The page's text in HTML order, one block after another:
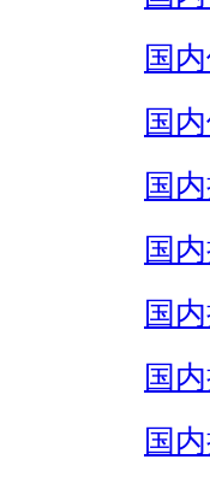
国
国
国
国
国
国
国